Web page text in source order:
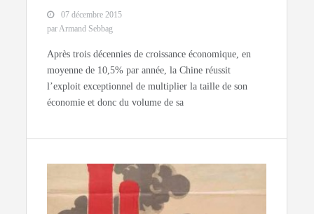
07 décembre 2015
par Armand Sebbag
Après trois décennies de croissance économique, en
moyenne de 10,5% par année, la Chine réussit
l’exploit exceptionnel de multiplier la taille de son
économie et donc du volume de sa